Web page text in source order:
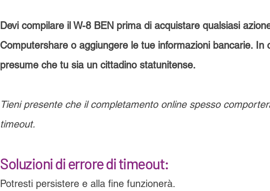
Devi compilare il W-8 BEN prima di acquistare qualsiasi
Computershare o aggiungere le tue informazioni bancarie. In
presume che tu sia un cittadino statunitense.
Tieni presente che il completamento online spesso
timeout.
Soluzioni di errore di timeout:
Potresti persistere e alla fine funzionerà.